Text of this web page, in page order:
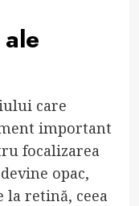
care
important
focalizarea
opac,
retină, ceea